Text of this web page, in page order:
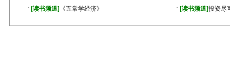
· [读书频道] 《五常学经济》 · [读书频道]投资尽